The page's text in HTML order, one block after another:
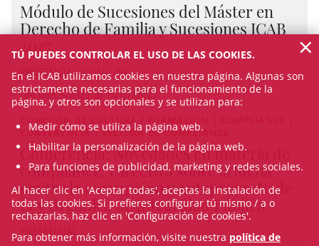
Módulo de Sucesiones del Máster en
Derecho de Familia y Sucesiones ICAB
2027
PRESENCIAL Y ON-LINE
Del 08/03/2027 al 14/07/2027
COMISIÓN DE CULTURA / FORMACIÓN | COMPLIANCE |
CONFERENCIA | SECCIÓN DE COMPLIANCE
Conferencia: Novedades en materia de
compliance: Directiva sobre la lucha
contra la corrupción y Anteproyecto de
Ley Orgánica de Integridad Pública
PRESENCIAL
TÚ PUEDES CONTROLAR EL USO DE LAS COOKIES.
En el ICAB utilizamos cookies en nuestra página. Algunas son
estrictamente necesarias para el funcionamiento de la
página, y otros son opcionales y se utilizan para:
Medir cómo se utiliza la página web.
Habilitar la personalización de la página web.
Para funciones de publicidad, marketing y redes sociales.
Al hacer clic en 'Aceptar todas', aceptas la instalación de
todas las cookies. Si prefieres configurar tú mismo / a o
rechazarlas, haz clic en 'Configuración de cookies'.
Para obtener más información, visite nuestra política de
×